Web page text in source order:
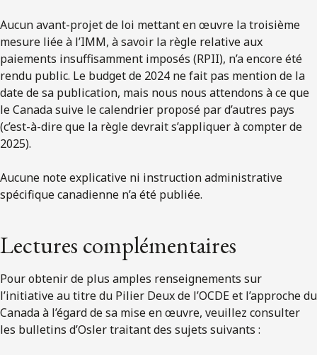
Aucun avant-projet de loi mettant en œuvre la troisième
mesure liée à l’IMM, à savoir la règle relative aux
paiements insuffisamment imposés (RPII), n’a encore été
rendu public. Le budget de 2024 ne fait pas mention de la
date de sa publication, mais nous nous attendons à ce que
le Canada suive le calendrier proposé par d’autres pays
(c’est-à-dire que la règle devrait s’appliquer à compter de
2025).
Aucune note explicative ni instruction administrative
spécifique canadienne n’a été publiée.
Lectures complémentaires
Pour obtenir de plus amples renseignements sur
l’initiative au titre du Pilier Deux de l’OCDE et l’approche du
Canada à l’égard de sa mise en œuvre, veuillez consulter
les bulletins d’Osler traitant des sujets suivants :